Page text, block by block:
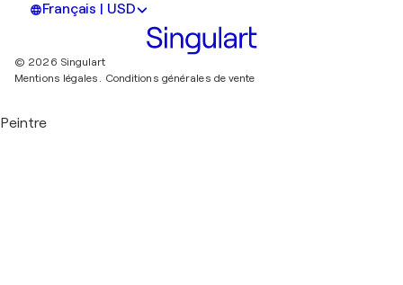
Français | USD
© 2026 Singulart
Mentions légales. Conditions générales de vente
Peintre